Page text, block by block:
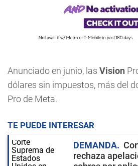
Anunciado en junio, las Vision
dólares sin impuestos, más del
Pro de Meta.
TE PUEDE INTERESAR
DEMANDA
rechaza